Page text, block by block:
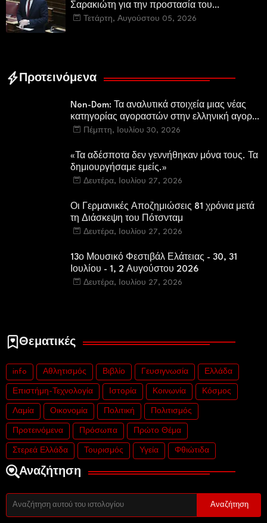
Σαρακιώτη για την προστασία του
εμβληματικού φυσικού και ιστορικού
Τετάρτη, Αυγούστου 05, 2026
Προτεινόμενα
Non-Dom: Τα αναλυτικά στοιχεία μιας νέας
κατηγορίας αγοραστών στην ελληνική αγορά
πολυτελών κατοικιών
Πέμπτη, Ιουλίου 30, 2026
«Τα αδέσποτα δεν γεννήθηκαν μόνα τους. Τα
δημιουργήσαμε εμείς.»
Δευτέρα, Ιουλίου 27, 2026
Οι Γερμανικές Αποζημιώσεις 81 χρόνια μετά
τη Διάσκεψη του Πότσνταμ
Δευτέρα, Ιουλίου 27, 2026
13ο Μουσικό Φεστιβάλ Ελάτειας - 30, 31
Ιουλίου - 1, 2 Αυγούστου 2026
Δευτέρα, Ιουλίου 27, 2026
Θεματικές
info Αθλητισμός Βιβλίο Γευσιγνωσία Ελλάδα
Επιστήμη-Τεχνολογία Ιστορία Κοινωνία Κόσμος
Λαμία Οικονομία Πολιτική Πολιτισμός
Προτεινόμενα Πρόσωπα Πρώτο Θέμα
Στερεά Ελλάδα Τουρισμός Υγεία Φθιώτιδα
Αναζήτηση